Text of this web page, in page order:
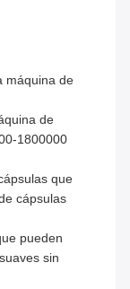
máquina de
de
1800000
que
cápsulas
pueden
sin